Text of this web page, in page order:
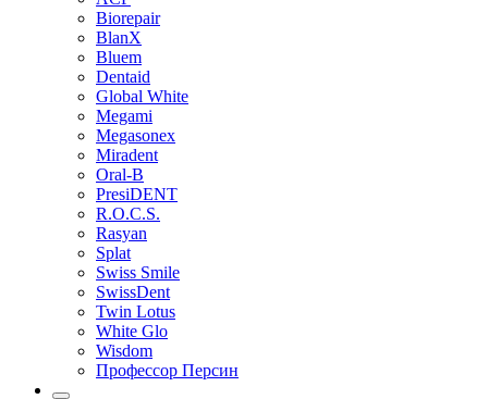
Biorepair
BlanX
Bluem
Dentaid
Global White
Megami
Megasonex
Miradent
Oral-B
PresiDENT
R.O.C.S.
Rasyan
Splat
Swiss Smile
SwissDent
Twin Lotus
White Glo
Wisdom
Профессор Персин